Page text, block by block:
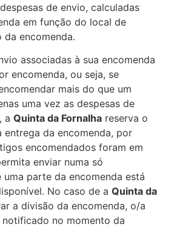
de envio, calculadas
em função do local de
encomenda.
associadas à sua encomenda
encomenda, ou seja, se
mais do que um
uma vez as despesas de
a Quinta da Fornalha reserva o
da encomenda, por
encomendados foram em
enviar numa só
uma parte da encomenda está
No caso de a Quinta da
a divisão da encomenda, o/a
notificado no momento da